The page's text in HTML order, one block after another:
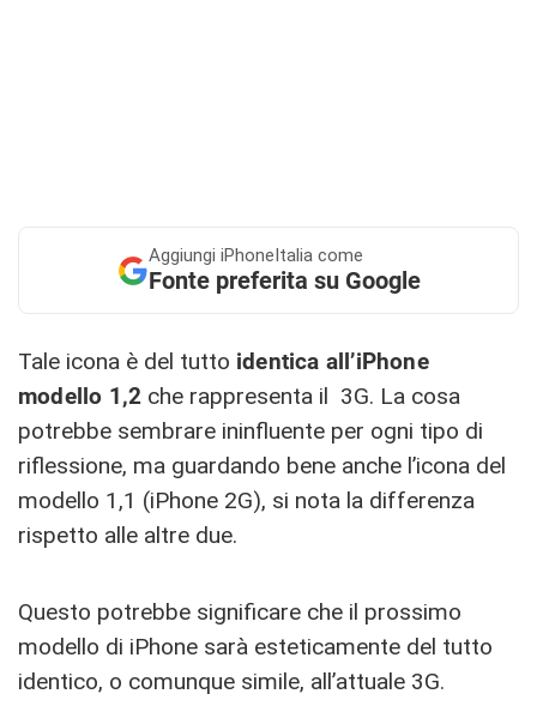
Aggiungi iPhoneItalia come
Fonte preferita su Google
Tale icona è del tutto identica all’iPhone
modello 1,2 che rappresenta il 3G. La cosa
potrebbe sembrare ininfluente per ogni tipo di
riflessione, ma guardando bene anche l’icona del
modello 1,1 (iPhone 2G), si nota la differenza
rispetto alle altre due.
Questo potrebbe significare che il prossimo
modello di iPhone sarà esteticamente del tutto
identico, o comunque simile, all’attuale 3G.